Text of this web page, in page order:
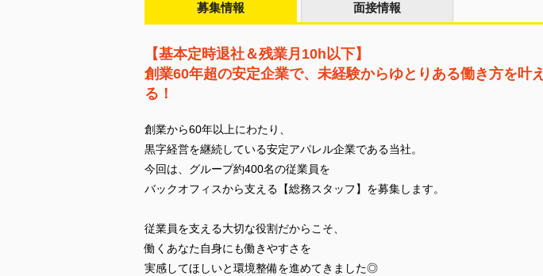
募集情報 面接情報
【基本定時退社＆残業月10h以下】
創業60年超の安定企業で、未経験からゆとりある働き方を叶え
る！
創業から60年以上にわたり、
黒字経営を継続している安定アパレル企業である当社。
今回は、グループ約400名の従業員を
バックオフィスから支える【総務スタッフ】を募集します。
従業員を支える大切な役割だからこそ、
働くあなた自身にも働きやすさを
実感してほしいと環境整備を進めてきました◎